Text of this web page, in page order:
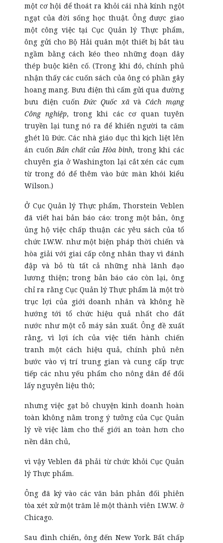
một cơ hội để thoát ra khỏi cái nhà kính ngột
ngạt của đời sống học thuật. Ông được giao
một công việc tại Cục Quản lý Thực phẩm,
ông gửi cho Bộ Hải quân một thiết bị bắt tàu
ngầm bằng cách kéo theo những đoạn dây
thép buộc kiên cố. (Trong khi đó, chính phủ
nhận thấy các cuốn sách của ông có phần gây
hoang mang. Bưu điện thì cấm gửi qua đường
bưu điện cuốnĐức Quốc xãvàCách mạng
Công nghiệp, trong khi các cơ quan tuyên
truyền lại tung nó ra để khiến người ta căm
ghét lũ Đức. Các nhà giáo dục thì kịch liệt lên
án cuốnBản chất của Hòa bình, trong khi các
chuyên gia ở Washington lại cắt xén các cụm
từ trong đó để thêm vào bức màn khói kiểu
Wilson.)
Ở Cục Quản lý Thực phẩm, Thorstein Veblen
đã viết hai bản báo cáo: trong một bản, ông
ủng hộ việc chấp thuận các yêu sách của tổ
chức I.W.W. như một biện pháp thời chiến và
hòa giải với giai cấp công nhân thay vì đánh
đập và bỏ tù tất cả những nhà lãnh đạo
lương thiện; trong bản báo cáo còn lại, ông
chỉ ra rằng Cục Quản lý Thực phẩm là một trò
trục lợi của giới doanh nhân và không hề
hướng tới tổ chức hiệu quả nhất cho đất
nước như một cỗ máy sản xuất. Ông đề xuất
rằng, vì lợi ích của việc tiến hành chiến
tranh một cách hiệu quả, chính phủ nên
bước vào vị trí trung gian và cung cấp trực
tiếp các nhu yếu phẩm cho nông dân để đổi
lấy nguyên liệu thô;
nhưng việc gạt bỏ chuyện kinh doanh hoàn
toàn không nằm trong ý tưởng của Cục Quản
lý về việc làm cho thế giới an toàn hơn cho
nền dân chủ,
vì vậy Veblen đã phải từ chức khỏi Cục Quản
lý Thực phẩm.
Ông đã ký vào các văn bản phản đối phiên
tòa xét xử một trăm lẻ một thành viên I.W.W. ở
Chicago.
Sau đình chiến, ông đến New York. Bất chấp